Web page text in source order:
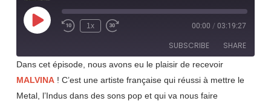
Play
Episode Rewind
1x
Fast
seconds
00:00 / 03:19:27
SUBSCRIBE SHARE
RSS FEED
SHARE
Dans cet épisode, nous avons eu le plaisir de recevoir
MALVINA ! C’est une artiste française qui réussi à mettre le
Metal, l’Indus dans des sons pop et qui va nous faire